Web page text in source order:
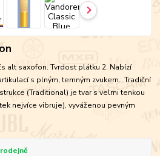
alt saxofon. Tvrdost plátku 2. Nabízí
s plným, temným zvukem. Tradiční
(Traditional) je tvar s velmi tenkou
nejvíce vibruje), vyváženou pevným